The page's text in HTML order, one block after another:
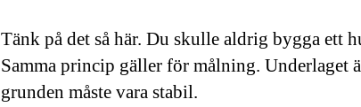
Tänk på det så här. Du skulle aldrig bygga ett
Samma princip gäller för målning. Underlaget
grunden måste vara stabil.